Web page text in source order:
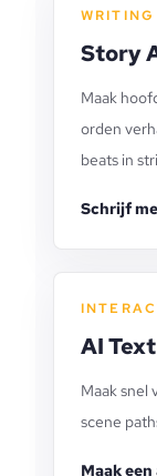
WRITING
Story
Maak
orden
beats in
Schrijf
AI
Maak snel
scene
Maak